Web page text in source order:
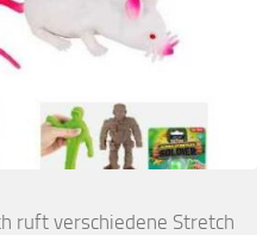
ruft verschiedene Stretch